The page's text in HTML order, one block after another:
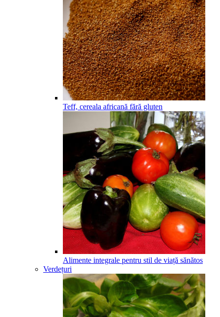
Teff, cereala africană fără gluten
Alimente integrale pentru stil de viață sănătos
Verdețuri